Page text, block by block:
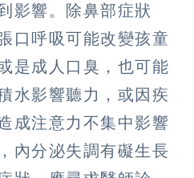
影響。除鼻部症狀
口呼吸可能改變孩童
是成人口臭，也可能
水影響聽力，或因疾
成注意力不集中影響
內分泌失調有礙生長